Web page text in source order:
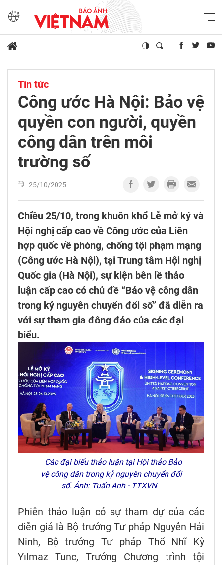
Tin tức
Công ước Hà Nội: Bảo vệ
quyền con người, quyền
công dân trên môi
trường số
25/10/2025
Chiều 25/10, trong khuôn khổ Lễ mở ký và
Hội nghị cấp cao về Công ước của Liên
hợp quốc về phòng, chống tội phạm mạng
(Công ước Hà Nội), tại Trung tâm Hội nghị
Quốc gia (Hà Nội), sự kiện bên lề thảo
luận cấp cao có chủ đề “Bảo vệ công dân
trong kỷ nguyên chuyển đổi số” đã diễn ra
với sự tham gia đông đảo của các đại
biểu.
Các đại biểu thảo luận tại Hội thảo Bảo
vệ công dân trong kỷ nguyên chuyển đổi
số. Ảnh: Tuấn Anh - TTXVN
Phiên thảo luận có sự tham dự của các
diễn giả là Bộ trưởng Tư pháp Nguyễn Hải
Ninh, Bộ trưởng Tư pháp Thổ Nhĩ Kỳ
Yılmaz Tunc, Trưởng Chương trình tội